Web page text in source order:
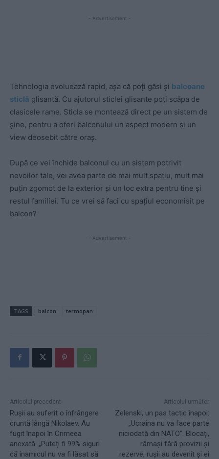
- Advertisement -
Tehnologia evoluează rapid, așa că poți găsi și balcoane
sticlă glisantă. Cu ajutorul sticlei glisante poți scăpa de
clasicele rame. Sticla se montează direct pe un sistem de
șine, pentru a oferi balconului un aspect modern și un
view deosebit către oraș.
După ce vei închide balconul cu un sistem potrivit
nevoilor tale, vei avea parte de mai mult spațiu, mult mai
puțin zgomot de la exterior și un loc extra pentru tine și
restul familiei. Tu ce vrei să faci cu spațiul economisit pe
balcon?
- Advertisement -
TAGS balcon termopan
Articolul precedent
Rușii au suferit o înfrângere
cruntă lângă Nikolaev. Au
fugit înapoi în Crimeea
anexată. „Puteți fi 99% siguri
că inamicul nu va fi lăsat să
Articolul următor
Zelenski, un pas tactic înapoi:
„Ucraina nu va face parte
niciodată din NATO”. Blocați,
rămași fără provizii și
rezerve, rușii au devenit și ei